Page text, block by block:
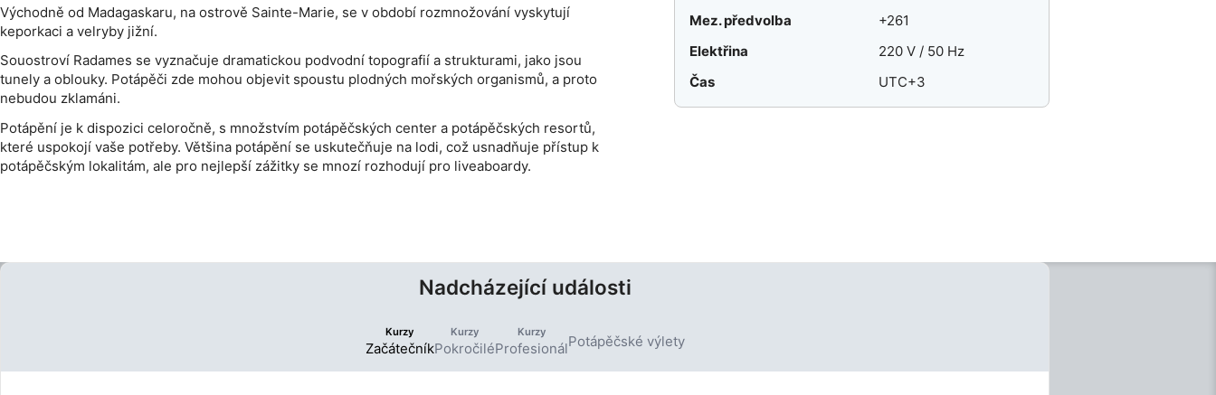
Východně od Madagaskaru, na ostrově Sainte-Marie, se v období rozmnožování vyskytují
keporkaci a velryby jižní.
Souostroví Radames se vyznačuje dramatickou podvodní topografií a strukturami, jako jsou
tunely a oblouky. Potápěči zde mohou objevit spoustu plodných mořských organismů, a proto
nebudou zklamáni.
Potápění je k dispozici celoročně, s množstvím potápěčských center a potápěčských resortů,
které uspokojí vaše potřeby. Většina potápění se uskutečňuje na lodi, což usnadňuje přístup k
potápěčským lokalitám, ale pro nejlepší zážitky se mnozí rozhodují pro liveaboardy.
Mez. předvolba
+261
Elektřina
220 V / 50 Hz
Čas
UTC+3
Nadcházející události
Kurzy
Začátečník
Kurzy
Pokročilé
Kurzy
ProfesionálPotápěčské výlety